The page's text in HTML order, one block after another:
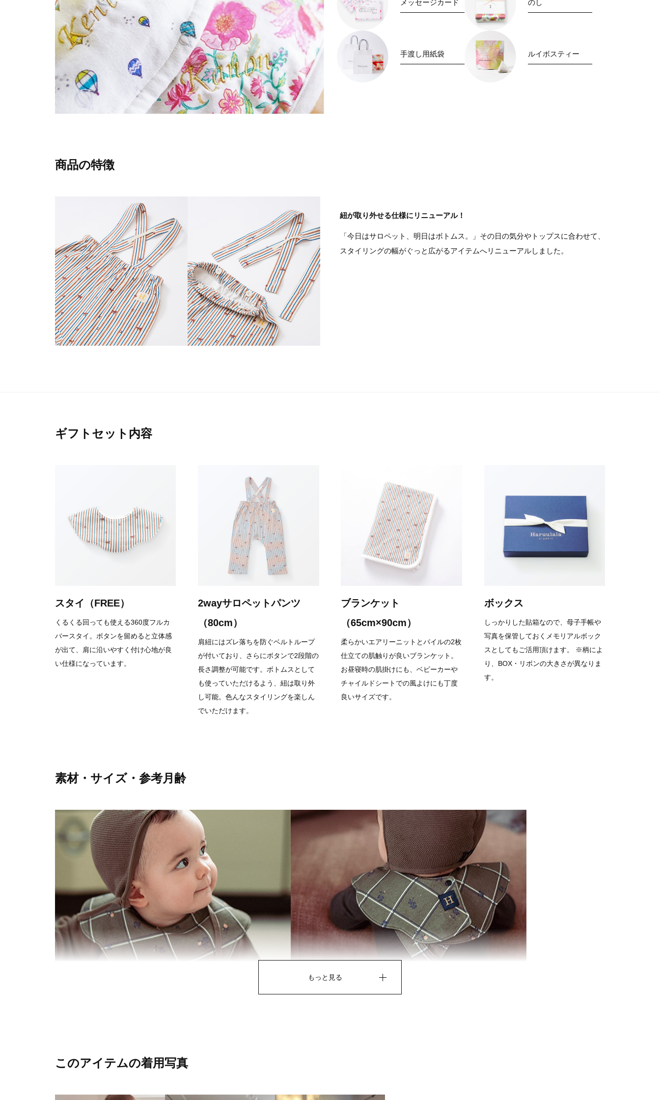
メッセージカード のし
手渡し用紙袋 ルイボスティー
商品の特徴
紐が取り外せる仕様にリニューアル！
「今日はサロペット、明日はボトムス。」その日の気分やトップスに合わせて、
スタイリングの幅がぐっと広がるアイテムへリニューアルしました。
ギフトセット内容
スタイ（FREE）
くるくる回っても使える360度フルカ
バースタイ。ボタンを留めると立体感
が出て、肩に沿いやすく付け心地が良
い仕様になっています。
2wayサロペットパンツ
（80cm）
肩紐にはズレ落ちを防ぐベルトループ
が付いており、さらにボタンで2段階の
長さ調整が可能です。ボトムスとして
も使っていただけるよう、紐は取り外
し可能。色んなスタイリングを楽しん
でいただけます。
ブランケット
（65cm×90cm）
柔らかいエアリーニットとパイルの2枚
仕立ての肌触りが良いブランケット。
お昼寝時の肌掛けにも、ベビーカーや
チャイルドシートでの風よけにも丁度
良いサイズです。
ボックス
しっかりした貼箱なので、母子手帳や
写真を保管しておくメモリアルボック
スとしてもご活用頂けます。 ※柄によ
り、BOX・リボンの大きさが異なりま
す。
素材・サイズ・参考月齢
もっと見る
このアイテムの着用写真